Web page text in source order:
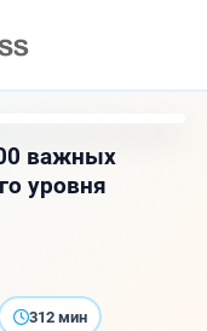
важных
уровня
312 мин